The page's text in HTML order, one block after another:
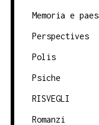
Memoria e
Perspectives
Polis
Psiche
RISVEGLI
Romanzi